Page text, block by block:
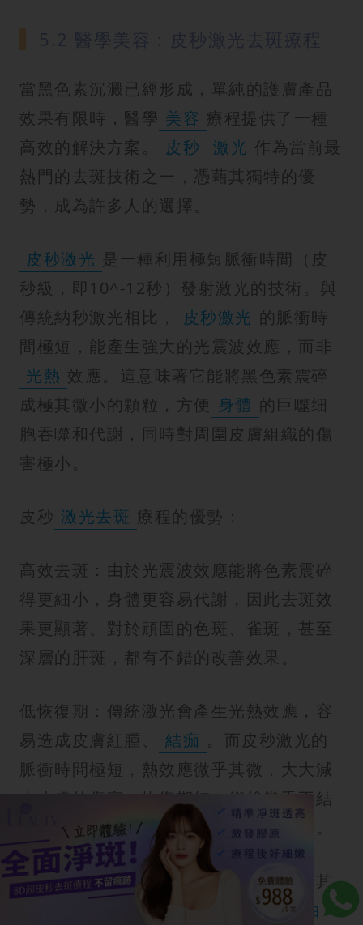
當黑色素沉澱已經形成，單純的護膚產品
效果有限時，醫學 美容 療程提供了一種
高效的解決方案。
皮秒 激光 作為當前最
熱門的去斑技術之一，憑藉其獨特的優
勢，成為許多人的選擇。
皮秒激光 是一種利用極短脈衝時間（皮
秒級，即10^-12秒）發射激光的技術。與
傳統納秒激光相比，
皮秒激光 的脈衝時
間極短，能產生強大的光震波效應，而非
光熱 效應。這意味著它能將黑色素震碎
成極其微小的顆粒，方便 身體 的巨噬细
胞吞噬和代謝，同時對周圍皮膚組織的傷
害極小。
皮秒 激光去斑 療程的優勢：
高效去斑：由於光震波效應能將色素震碎
得更細小，身體更容易代謝，因此去斑效
果更顯著。對於頑固的色斑、雀斑，甚至
深層的肝斑，都有不錯的改善效果。
低恢復期：傳統激光會產生光熱效應，容
易造成皮膚紅腫、
結痂
。而皮秒激光的
脈衝時間極短，熱效應微乎其微，大大減
少皮膚的傷害，恢復期短，術後幾乎不結
痂，讓愛美人士能更快地回到正常生活。
同時改善膚質：皮秒激光不僅能去斑，其
特殊的波長還能刺激真皮層的
膠原蛋白